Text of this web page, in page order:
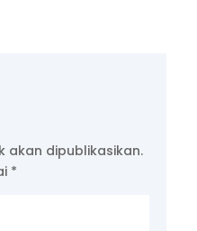
akan dipublikasikan.
*